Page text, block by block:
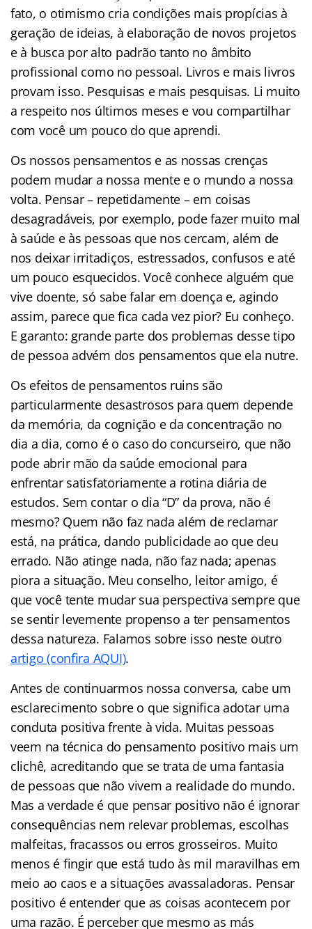
fato, o otimismo cria condições mais propícias à
geração de ideias, à elaboração de novos projetos
e à busca por alto padrão tanto no âmbito
profissional como no pessoal. Livros e mais livros
provam isso. Pesquisas e mais pesquisas. Li muito
a respeito nos últimos meses e vou compartilhar
com você um pouco do que aprendi.
Os nossos pensamentos e as nossas crenças
podem mudar a nossa mente e o mundo a nossa
volta. Pensar – repetidamente – em coisas
desagradáveis, por exemplo, pode fazer muito mal
à saúde e às pessoas que nos cercam, além de
nos deixar irritadiços, estressados, confusos e até
um pouco esquecidos. Você conhece alguém que
vive doente, só sabe falar em doença e, agindo
assim, parece que fica cada vez pior? Eu conheço.
E garanto: grande parte dos problemas desse tipo
de pessoa advém dos pensamentos que ela nutre.
Os efeitos de pensamentos ruins são
particularmente desastrosos para quem depende
da memória, da cognição e da concentração no
dia a dia, como é o caso do concurseiro, que não
pode abrir mão da saúde emocional para
enfrentar satisfatoriamente a rotina diária de
estudos. Sem contar o dia “D” da prova, não é
mesmo? Quem não faz nada além de reclamar
está, na prática, dando publicidade ao que deu
errado. Não atinge nada, não faz nada; apenas
piora a situação. Meu conselho, leitor amigo, é
que você tente mudar sua perspectiva sempre que
se sentir levemente propenso a ter pensamentos
dessa natureza. Falamos sobre isso neste outro
artigo (confira AQUI).
Antes de continuarmos nossa conversa, cabe um
esclarecimento sobre o que significa adotar uma
conduta positiva frente à vida. Muitas pessoas
veem na técnica do pensamento positivo mais um
clichê, acreditando que se trata de uma fantasia
de pessoas que não vivem a realidade do mundo.
Mas a verdade é que pensar positivo não é ignorar
consequências nem relevar problemas, escolhas
malfeitas, fracassos ou erros grosseiros. Muito
menos é fingir que está tudo às mil maravilhas em
meio ao caos e a situações avassaladoras. Pensar
positivo é entender que as coisas acontecem por
uma razão. É perceber que mesmo as más